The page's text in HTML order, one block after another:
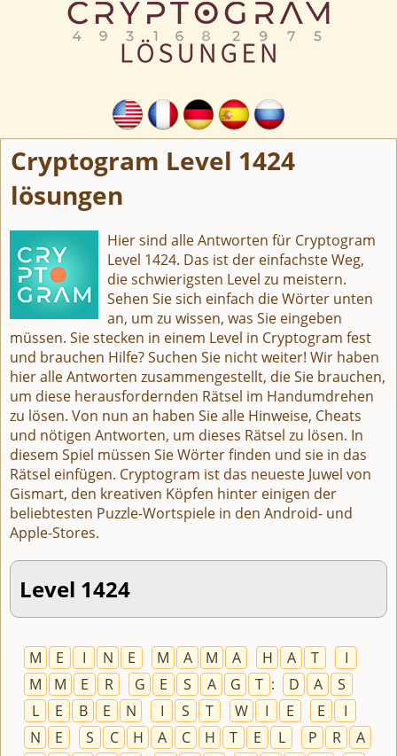
Cryptogram Level 1424
lösungen
Hier sind alle Antworten für Cryptogram
Level 1424. Das ist der einfachste Weg,
die schwierigsten Level zu meistern.
Sehen Sie sich einfach die Wörter unten
an, um zu wissen, was Sie eingeben
müssen. Sie stecken in einem Level in Cryptogram fest
und brauchen Hilfe? Suchen Sie nicht weiter! Wir haben
hier alle Antworten zusammengestellt, die Sie brauchen,
um diese herausfordernden Rätsel im Handumdrehen
zu lösen. Von nun an haben Sie alle Hinweise, Cheats
und nötigen Antworten, um dieses Rätsel zu lösen. In
diesem Spiel müssen Sie Wörter finden und sie in das
Rätsel einfügen. Cryptogram ist das neueste Juwel von
Gismart, den kreativen Köpfen hinter einigen der
beliebtesten Puzzle-Wortspiele in den Android- und
Apple-Stores.
Level 1424
M E I N E M A M A H A T
I
M
M E R G E S A G T : D A
S
L
E B E N I S T W I E E
I
N
E S C H A C H T E L P R
A